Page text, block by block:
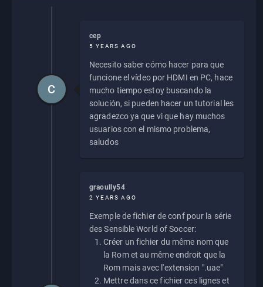
cep
5 YEARS AGO
Necesito saber cómo hacer para que
funcione el vídeo por HDMI en PC, hace
mucho tiempo estoy buscando la
solución, si pueden hacer un tutorial les
agradezco ya que vi que hay muchos
usuarios con el mismo problema,
saludos
C
graoully54
2 YEARS AGO
Exemple de fichier de conf pour la série
des Sensible World of Soccer:
Créer un fichier du même nom que
la Rom et au même endroit que la
Rom mais avec l'extension ".uae"
Mettre dans ce fichier ces lignes et